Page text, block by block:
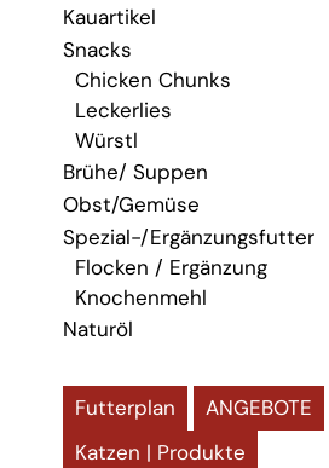
h
Kauartikel
Snacks
Chicken Chunks
Leckerlies
Würstl
Brühe/ Suppen
Obst/Gemüse
Spezial-/Ergänzungsfutter
Flocken / Ergänzung
Knochenmehl
Naturöl
Futterplan
ANGEBOTE
Katzen | Produkte